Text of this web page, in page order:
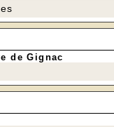
de Gignac